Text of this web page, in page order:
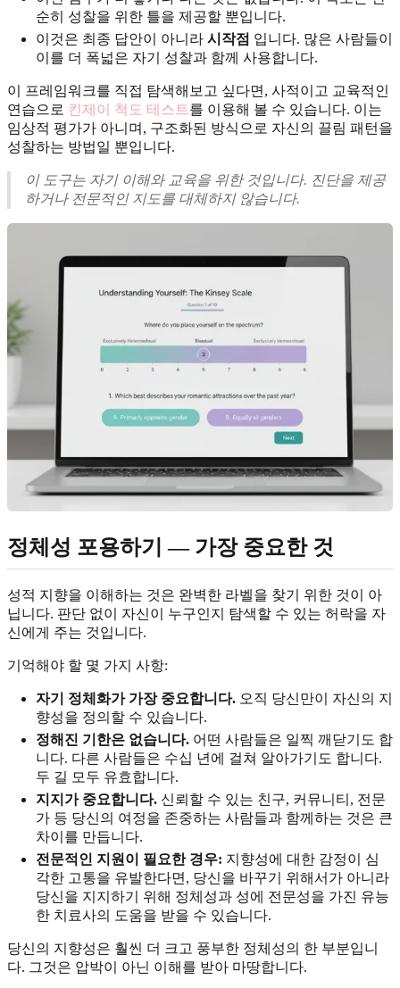
순히 성찰을 위한 틀을 제공할 뿐입니다.
이것은 최종 답안이 아니라 시작점 입니다. 많은 사람들이
이를 더 폭넓은 자기 성찰과 함께 사용합니다.
이 프레임워크를 직접 탐색해보고 싶다면, 사적이고 교육적인
연습으로 킨제이 척도 테스트 를 이용해 볼 수 있습니다. 이는
임상적 평가가 아니며, 구조화된 방식으로 자신의 끌림 패턴을
성찰하는 방법일 뿐입니다.
이 도구는 자기 이해와 교육을 위한 것입니다. 진단을 제공
하거나 전문적인 지도를 대체하지 않습니다.
정체성 포용하기 — 가장 중요한 것
성적 지향을 이해하는 것은 완벽한 라벨을 찾기 위한 것이 아
닙니다. 판단 없이 자신이 누구인지 탐색할 수 있는 허락을 자
신에게 주는 것입니다.
기억해야 할 몇 가지 사항:
자기 정체화가 가장 중요합니다. 오직 당신만이 자신의 지
향성을 정의할 수 있습니다.
정해진 기한은 없습니다. 어떤 사람들은 일찍 깨닫기도 합
니다. 다른 사람들은 수십 년에 걸쳐 알아가기도 합니다.
두 길 모두 유효합니다.
지지가 중요합니다. 신뢰할 수 있는 친구, 커뮤니티, 전문
가 등 당신의 여정을 존중하는 사람들과 함께하는 것은 큰
차이를 만듭니다.
전문적인 지원이 필요한 경우: 지향성에 대한 감정이 심
각한 고통을 유발한다면, 당신을 바꾸기 위해서가 아니라
당신을 지지하기 위해 정체성과 성에 전문성을 가진 유능
한 치료사의 도움을 받을 수 있습니다.
당신의 지향성은 훨씬 더 크고 풍부한 정체성의 한 부분입니
다. 그것은 압박이 아닌 이해를 받아 마땅합니다.